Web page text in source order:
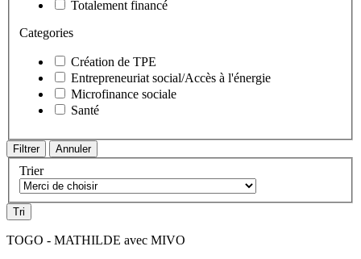
Totalement financé
Categories
Création de TPE
Entrepreneuriat social/Accès à l'énergie
Microfinance sociale
Santé
Trier
TOGO - MATHILDE avec MIVO